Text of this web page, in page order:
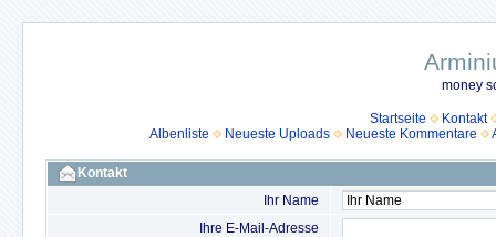
money
Startseite
Kontakt
Albenliste
Neueste Uploads Neueste Kommentare
Kontakt
Ihr Name
Ihre E-Mail-Adresse